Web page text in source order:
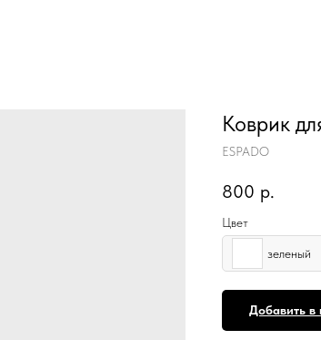
Коврик
ESPADO
800 р.
Цвет
зеленый
Добавить в